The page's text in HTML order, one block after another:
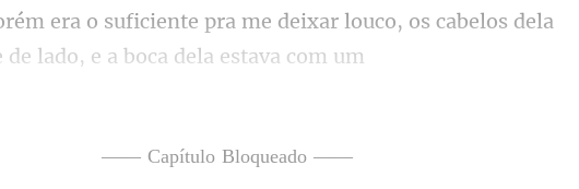
—— Capítulo Bloqueado ——